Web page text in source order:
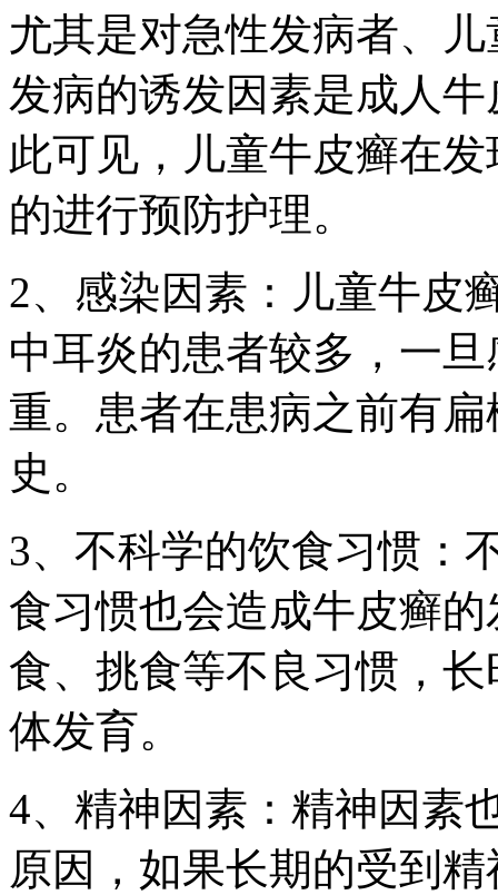
尤其是对急性发病者、
发病的诱发因素是成人
此可见，儿童牛皮癣在
的进行预防护理。
2、感染因素：儿童牛皮
中耳炎的患者较多，一
重。患者在患病之前有
史。
3、不科学的饮食习惯：
食习惯也会造成牛皮癣
食、挑食等不良习惯，
体发育。
4、精神因素：精神因素
原因，如果长期的受到